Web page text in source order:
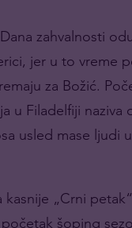
zahvalnosti
jer u to vreme
za Božić.
u Filadelfiji naziva
usled mase ljudi
„Crni
šoping